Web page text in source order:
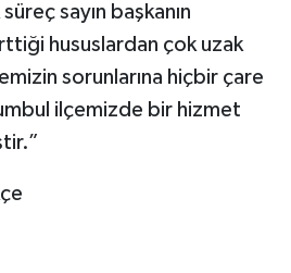
sayın başkanın
hususlardan çok uzak
sorunlarına hiçbir çare
ilçemizde bir hizmet